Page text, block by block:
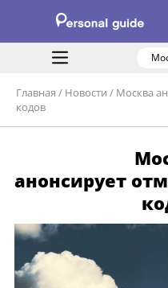
Главная / Новости / Москва
кодов
анонсирует